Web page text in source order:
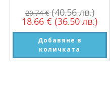
20.74€ (40.56 лв.)
18.66 € (36.50 лв.)
Добавяне в
количката